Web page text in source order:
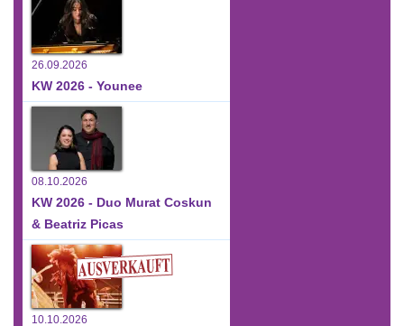
26.09.2026
KW 2026 - Younee
08.10.2026
KW 2026 - Duo Murat Coskun
& Beatriz Picas
10.10.2026